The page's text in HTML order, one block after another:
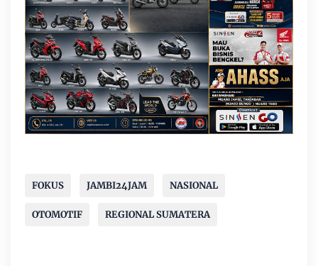
FOKUS JAMBI24JAM NASIONAL
OTOMOTIF REGIONAL SUMATERA